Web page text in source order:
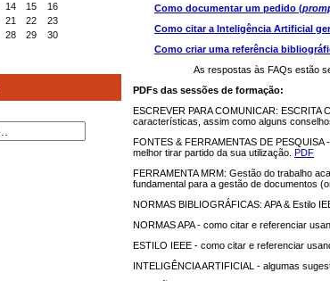
14 15
16
21 22
23
28 29
30
Como documentar um pedido (
Como citar a Inteligência Artificial
Como criar uma referência
As respostas às FAQs estão
PDFs das sessões de formação:
ESCREVER PARA COMUNICAR:
características, assim como alguns
FONTES & FERRAMENTAS DE
melhor tirar partido da sua utilização. PDF
FERRAMENTA MRM: Gestão do trabalho
fundamental para a gestão de documentos
NORMAS BIBLIOGRÁFICAS: APA & Estilo
NORMAS APA - como citar e referenciar
ESTILO IEEE - como citar e referenciar
INTELIGÊNCIA ARTIFICIAL - algumas